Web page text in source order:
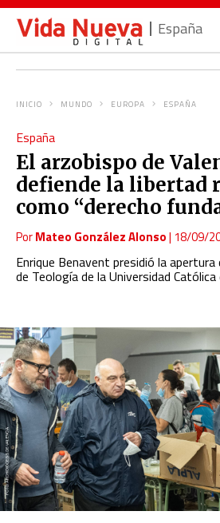
España
INICIO MUNDO EUROPA ESPAÑA
España
El arzobispo de
defiende la libertad
como “derecho
PorMateo González Alonso| 18/09/
Enrique Benavent presidió la
de Teología de la Universidad Católica